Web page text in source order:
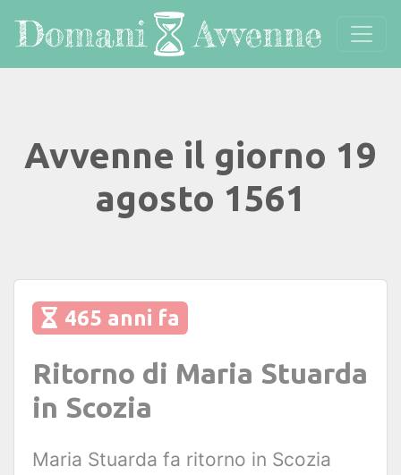
Avvenne il giorno 19
agosto 1561
465 anni fa
Ritorno di Maria Stuarda
in Scozia
Maria Stuarda fa ritorno in Scozia